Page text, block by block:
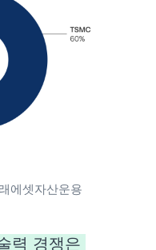
에셋자산운용
력 경쟁은